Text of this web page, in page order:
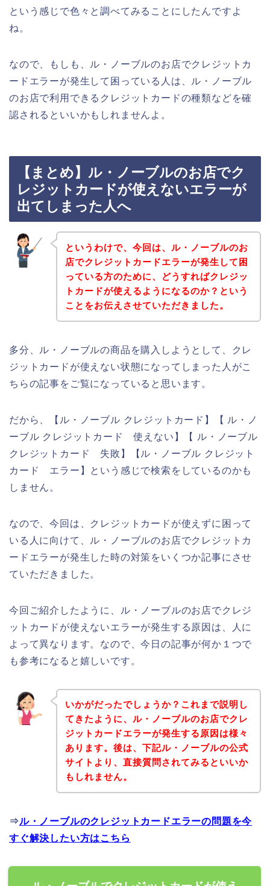
という感じで色々と調べてみることにしたんですよ
ね。
なので、もしも、ル・ノーブルのお店でクレジットカ
ードエラーが発生して困っている人は、ル・ノーブル
のお店で利用できるクレジットカードの種類などを確
認されるといいかもしれませんよ。
【まとめ】ル・ノーブルのお店でク
レジットカードが使えないエラーが
出てしまった人へ
というわけで、今回は、ル・ノーブルのお
店でクレジットカードエラーが発生して困
っている方のために、どうすればクレジッ
トカードが使えるようになるのか？という
ことをお伝えさせていただきました。
多分、ル・ノーブルの商品を購入しようとして、クレ
ジットカードが使えない状態になってしまった人がこ
ちらの記事をご覧になっていると思います。
だから、【ル・ノーブル クレジットカード】【 ル・ノ
ーブル クレジットカード 使えない】【 ル・ノーブル
クレジットカード 失敗】【ル・ノーブル クレジット
カード エラー】という感じで検索をしているのかも
しません。
なので、今回は、クレジットカードが使えずに困って
いる人に向けて、ル・ノーブルのお店でクレジットカ
ードエラーが発生した時の対策をいくつか記事にさせ
ていただきました。
今回ご紹介したように、ル・ノーブルのお店でクレジ
ットカードが使えないエラーが発生する原因は、人に
よって異なります。なので、今日の記事が何か１つで
も参考になると嬉しいです。
いかがだったでしょうか？これまで説明し
てきたように、ル・ノーブルのお店でクレ
ジットカードエラーが発生する原因は様々
あります。後は、下記ル・ノーブルの公式
サイトより、直接質問されてみるといいか
もしれません。
⇒ル・ノーブルのクレジットカードエラーの問題を今
すぐ解決したい方はこちら